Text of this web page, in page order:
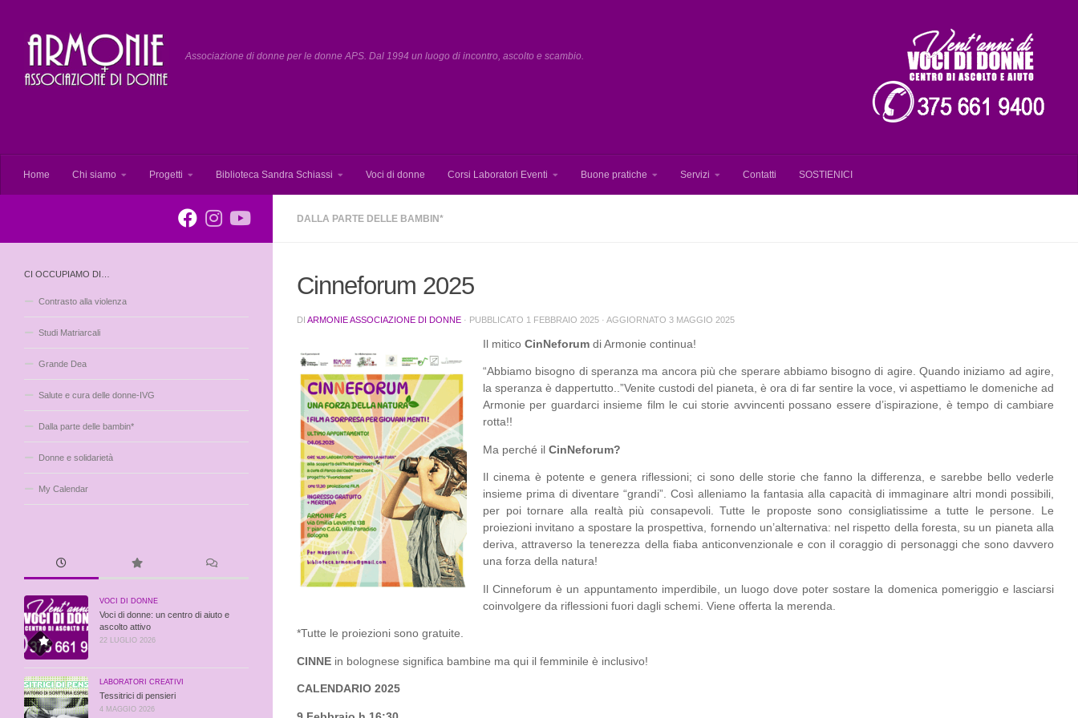
Associazione di donne per le donne APS. Dal 1994 un luogo di incontro, ascolto e scambio.
Home Chi siamo Progetti Biblioteca Sandra Schiassi Voci di donne Corsi Laboratori Eventi Buone pratiche Servizi Contatti SOSTIENICI
DALLA PARTE DELLE BAMBIN*
Cinneforum 2025
DI ARMONIE ASSOCIAZIONE DI DONNE · PUBBLICATO 1 FEBBRAIO 2025 · AGGIORNATO 3 MAGGIO 2025
Il mitico CinNeforum di Armonie continua!
“Abbiamo bisogno di speranza ma ancora più che sperare abbiamo bisogno di agire. Quando iniziamo ad agire,
la speranza è dappertutto..”Venite custodi del pianeta, è ora di far sentire la voce, vi aspettiamo le domeniche ad
Armonie per guardarci insieme film le cui storie avvincenti possano essere d’ispirazione, è tempo di cambiare
rotta!!
Ma perché il CinNeforum?
Il cinema è potente e genera riflessioni; ci sono delle storie che fanno la differenza, e sarebbe bello vederle
insieme prima di diventare “grandi”. Così alleniamo la fantasia alla capacità di immaginare altri mondi possibili,
per poi tornare alla realtà più consapevoli. Tutte le proposte sono consigliatissime a tutte le persone. Le
proiezioni invitano a spostare la prospettiva, fornendo un’alternativa: nel rispetto della foresta, su un pianeta alla
deriva, attraverso la tenerezza della fiaba anticonvenzionale e con il coraggio di personaggi che sono davvero
una forza della natura!
Il Cinneforum è un appuntamento imperdibile, un luogo dove poter sostare la domenica pomeriggio e lasciarsi
coinvolgere da riflessioni fuori dagli schemi. Viene offerta la merenda.
*Tutte le proiezioni sono gratuite.
CINNE in bolognese significa bambine ma qui il femminile è inclusivo!
CALENDARIO 2025
CI OCCUPIAMO DI…
Contrasto alla violenza
Studi Matriarcali
Grande Dea
Salute e cura delle donne-IVG
Dalla parte delle bambin*
Donne e solidarietà
My Calendar
VOCI DI DONNE
Voci di donne: un centro di aiuto e
ascolto attivo
22 LUGLIO 2026
LABORATORI CREATIVI
Tessitrici di pensieri
4 MAGGIO 2026